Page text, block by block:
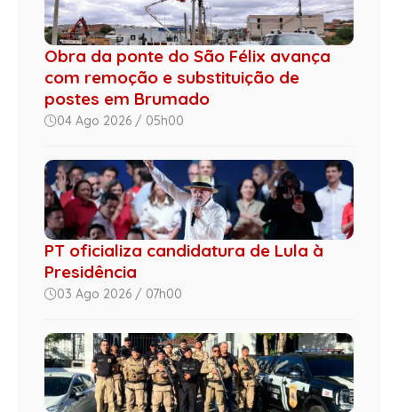
Obra da ponte do São Félix avança
com remoção e substituição de
postes em Brumado
04 Ago 2026 / 05h00
PT oficializa candidatura de Lula à
Presidência
03 Ago 2026 / 07h00